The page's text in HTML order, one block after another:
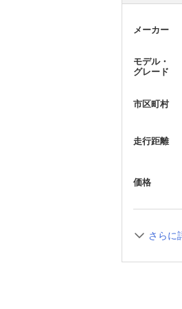
メーカー
モデル・
グレード
市区町村
走行距離
価格
さらに